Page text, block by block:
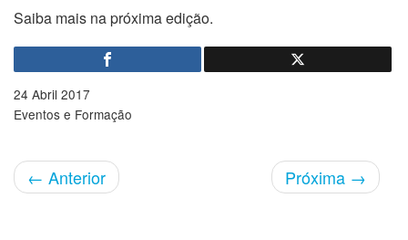
Saiba mais na próxima edição.
24 Abril 2017
Eventos e Formação
← Anterior Próxima →